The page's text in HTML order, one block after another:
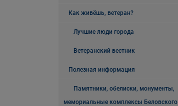
Как живёшь, ветеран?
Лучшие люди города
Ветеранский вестник
Полезная информация
Памятники, обелиски, монументы,
мемориальные комплексы Беловского